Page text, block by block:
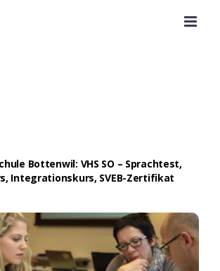
Bottenwil: VHS SO – Sprachtest,
Integrationskurs, SVEB-Zertifikat